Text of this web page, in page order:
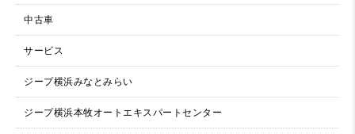
中古車
サービス
ジープ横浜みなとみらい
ジープ横浜本牧オートエキスパートセンター